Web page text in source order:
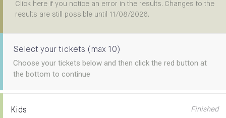
Click here if you notice an error in the results. Changes to the
results are still possible until 11/08/2026.
Select your tickets (max 10)
Choose your tickets below and then click the red button at
the bottom to continue
Kids Finished